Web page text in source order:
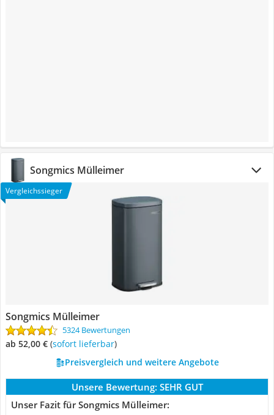
Songmics Mülleimer
Vergleichssieger
Songmics Mülleimer
5324 Bewertungen
ab 52,00 € ( Sofort lieferbar)
Preisvergleich und weitere Angebote
Unsere Bewertung: SEHR GUT
Unser Fazit für Songmics Mülleimer: